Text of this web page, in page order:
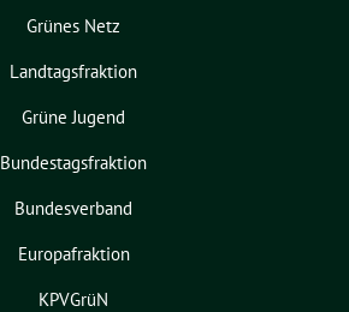
Grünes Netz
Landtagsfraktion
Grüne Jugend
Bundestagsfraktion
Bundesverband
Europafraktion
KPVGrüN